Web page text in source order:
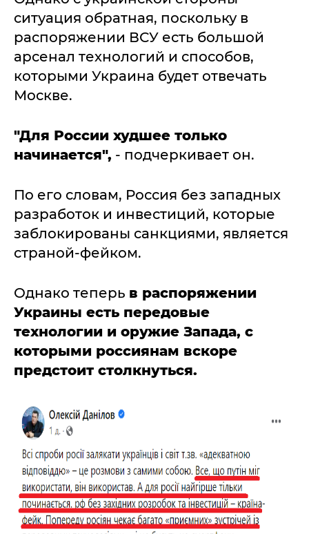
ситуация обратная, поскольку в
распоряжении ВСУ есть большой
арсенал технологий и способов,
которыми Украина будет отвечать
Москве.
"Для России худшее только
начинается", - подчеркивает он.
По его словам, Россия без западных
разработок и инвестиций, которые
заблокированы санкциями, является
страной-фейком.
Однако теперь в распоряжении
Украины есть передовые
технологии и оружие Запада, с
которыми россиянам вскоре
предстоит столкнуться.